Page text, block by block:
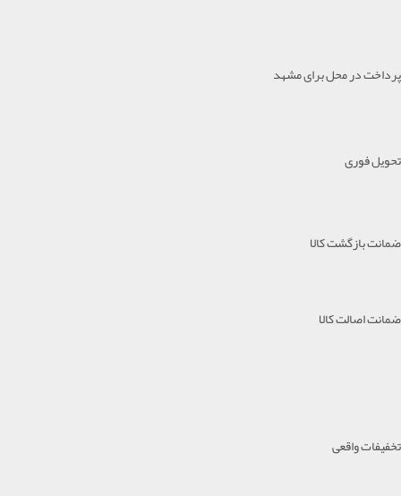
پرداخت در محل برای مشهد
تحویل فوری
ضمانت بازگشت کالا
ضمانت اصالت کالا
تخفیفات واقعی